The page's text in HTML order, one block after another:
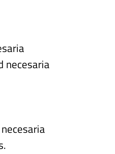
necesaria